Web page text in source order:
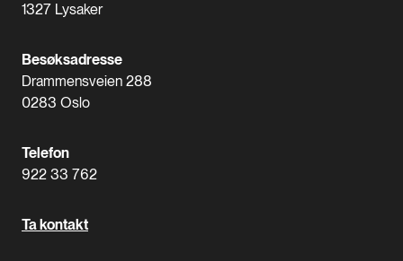
1327 Lysaker
Besøksadresse
Drammensveien 288
0283 Oslo
Telefon
922 33 762
Ta kontakt